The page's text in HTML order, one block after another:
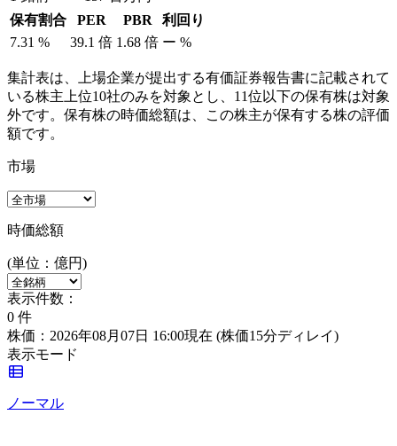
保有割合
PER PBR
利回り
7.31 % 39.1 倍 1.68 倍 ー %
集計表は、上場企業が提出する有価証券報告書に記載されて
いる株主上位10社のみを対象とし、11位以下の保有株は対象
外です。保有株の時価総額は、この株主が保有する株の評価
額です。
市場
時価総額
(単位：億円)
表示件数：
0 件
株価：2026年08月07日 16:00現在 (株価15分ディレイ)
表示モード
ノーマル